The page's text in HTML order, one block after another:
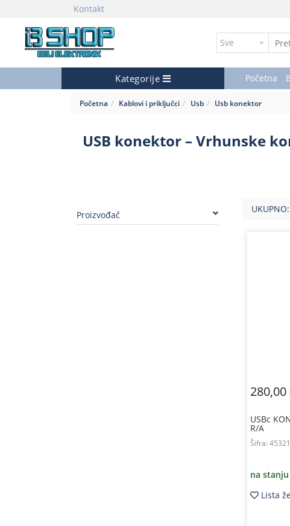
Kontakt
Kategorije Početna
Početna Kablovi i priključci Usb Usb konektor
USB konektor – Vrhunske
Proizvođač
280,00
USBc
R/A
Šifra:
na stanju
Lista